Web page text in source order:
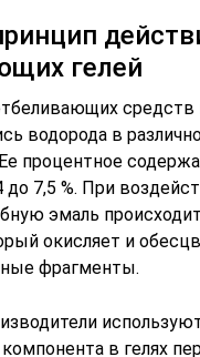
гелей
водорода в
процентное
до 7,5 %. При
эмаль
окисляет и
фрагменты.
в гелях